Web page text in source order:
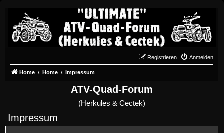
Anmelden
Registrieren
Home Home Impressum
ATV-Quad-Forum
(Herkules & Cectek)
Impressum